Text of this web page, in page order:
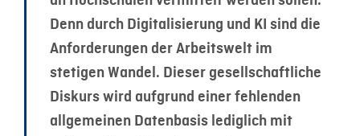
Denn durch Digitalisierung und KI sind die
Anforderungen der Arbeitswelt im
stetigen Wandel. Dieser gesellschaftliche
Diskurs wird aufgrund einer fehlenden
allgemeinen Datenbasis lediglich mit